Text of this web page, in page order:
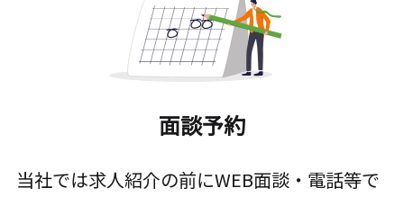
面談予約
当社では求人紹介の前にWEB面談・電話等で